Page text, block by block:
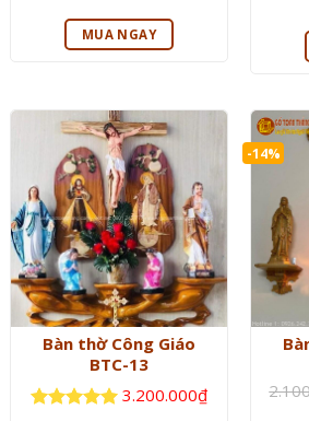
hạng
5
MUA NGAY
Bàn thờ Công Giáo
BTC-13
3.200.000₫
-14%